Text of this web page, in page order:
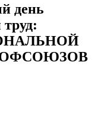
день